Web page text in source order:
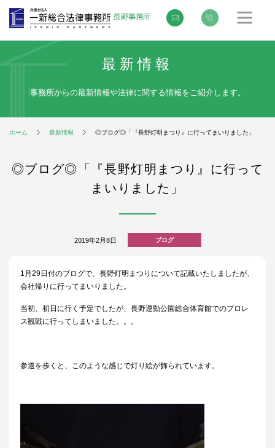
最新情報
事務所からの最新情報や法律に関する情報をご紹介します。
ホーム 最新情報 ◎ブログ◎「『長野灯明まつり』に行ってまいりました」
◎ブログ◎「『長野灯明まつり』に行って
まいりました」
2019年2月8日 ブログ
1月29日付のブログで、長野灯明まつりについて記載いたしましたが、
会社帰りに行ってまいりました。
当初、初日に行く予定でしたが、長野運動公園総合体育館でのプロレ
ス観戦に行ってしまいました。。。
参道を歩くと、このような感じで灯り絵が飾られています。